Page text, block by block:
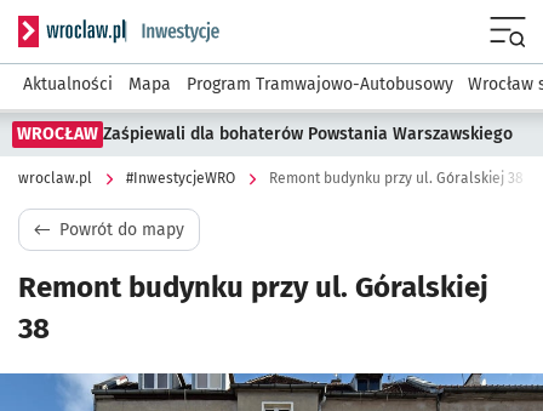
Serwis informacyjny wroclaw.pl podserwis:
Aktualności Mapa Program Tramwajowo-Autobusowy Wrocław
WROCŁAW Zaśpiewali dla bohaterów Powstania Warszawskiego
wroclaw.pl #InwestycjeWRO Remont budynku przy ul. Góralskiej 38
Powrót do mapy
Remont budynku przy ul. Góralskiej
38
Kliknij, aby powiększyć